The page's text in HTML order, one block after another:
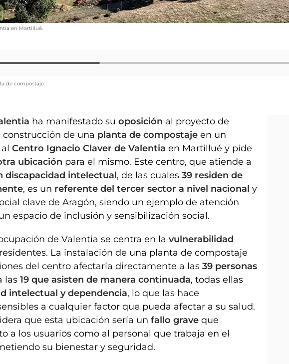
en Martillué.
de compostaje.
ha manifestado su oposición al proyecto de
de una planta de compostaje en un
Centro Ignacio Claver de Valentia en Martillué y pide
ubicación para el mismo. Este centro, que atiende a
discapacidad intelectual, de las cuales 39 residen de
, es un referente del tercer sector a nivel nacional y
clave de Aragón, siendo un ejemplo de atención
espacio de inclusión y sensibilización social.
de Valentia se centra en la vulnerabilidad
La instalación de una planta de compostaje
del centro afectaría directamente a las 39 personas
las 19 que asisten de manera continuada, todas ellas
intelectual y dependencia, lo que las hace
a cualquier factor que pueda afectar a su salud.
que esta ubicación sería un fallo grave que
a los usuarios como al personal que trabaja en el
su bienestar y seguridad.